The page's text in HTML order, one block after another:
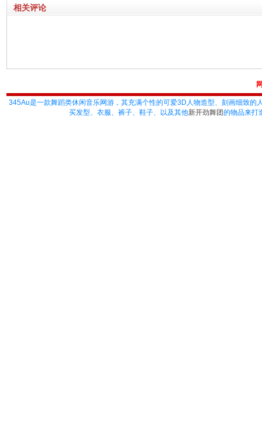
相关评论
345Au是一款舞蹈类休闲音乐网游，其充满个性的可爱3D人物造型、刻画细致
买发型、衣服、裤子、鞋子、以及其他新开劲舞团的物品来打